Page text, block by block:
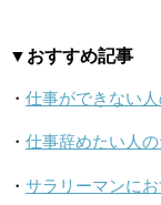
▼おすすめ記事
・ 仕事ができない
・ 仕事辞めたい人
・ サラリーマンに